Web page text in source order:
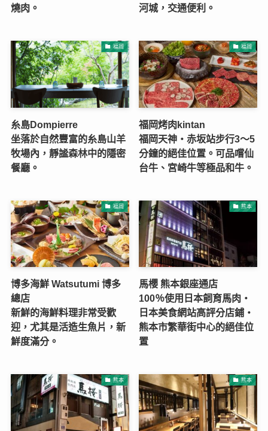
燒肉。
河城，交通便利。
福岡
糸島Dompierre
坐落於自然豐富的糸島山羊
牧場內，靜謐森林中的隱密
餐廳。
福岡
福岡烤肉kintan
福岡天神・赤坂站步行3～5
分鐘的絕佳位置。可品嚐仙
台牛、宮崎牛等極品和牛。
福岡
博多海鮮 Watsutumi 博多
總店
新鮮的海鮮料理非常受歡
迎，尤其是活造生魚片，新
鮮度滿分。
熊本
馬櫻 熊本銀座通店
100％使用日本飼育馬肉・
日本美食網站高評分店鋪・
熊本市繁華街中心的絕佳位
置
熊本 熊本